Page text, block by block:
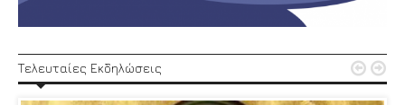
Τελευταίες Εκδηλώσεις  